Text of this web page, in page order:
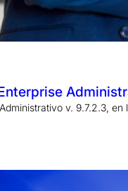
v. 9.7.2.3,